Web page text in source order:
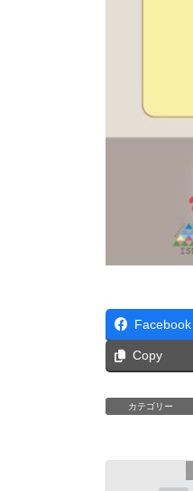
Facebook
Copy
カテゴリー